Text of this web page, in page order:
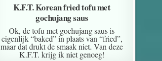
K.F.T. Korean fried tofu met
gochujang saus
Ok, de tofu met gochujang saus is
eigenlijk “baked” in plaats van “fried”,
maar dat drukt de smaak niet. Van deze
K.F.T. krijg ik niet genoeg!